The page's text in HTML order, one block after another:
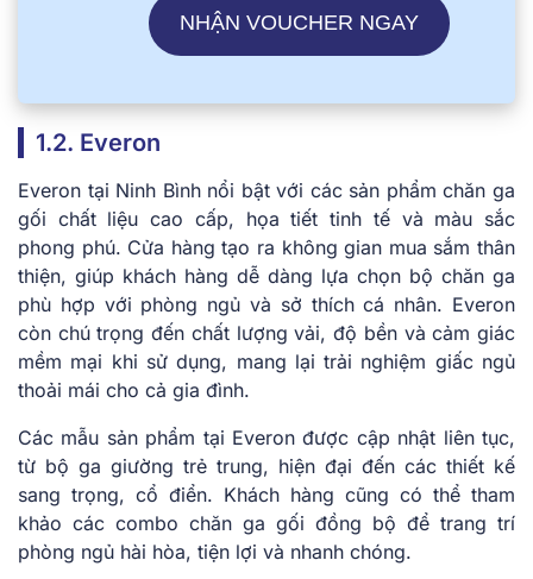
NHẬN VOUCHER NGAY
1.2. Everon
Everon tại Ninh Bình nổi bật với các sản phẩm chăn ga
gối chất liệu cao cấp, họa tiết tinh tế và màu sắc
phong phú. Cửa hàng tạo ra không gian mua sắm thân
thiện, giúp khách hàng dễ dàng lựa chọn bộ chăn ga
phù hợp với phòng ngủ và sở thích cá nhân. Everon
còn chú trọng đến chất lượng vải, độ bền và cảm giác
mềm mại khi sử dụng, mang lại trải nghiệm giấc ngủ
thoải mái cho cả gia đình.
Các mẫu sản phẩm tại Everon được cập nhật liên tục,
từ bộ ga giường trẻ trung, hiện đại đến các thiết kế
sang trọng, cổ điển. Khách hàng cũng có thể tham
khảo các combo chăn ga gối đồng bộ để trang trí
phòng ngủ hài hòa, tiện lợi và nhanh chóng.